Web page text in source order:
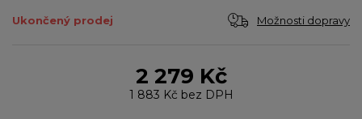
Ukončený prodej Možnosti dopravy
2 279 Kč
1 883 Kč bez DPH